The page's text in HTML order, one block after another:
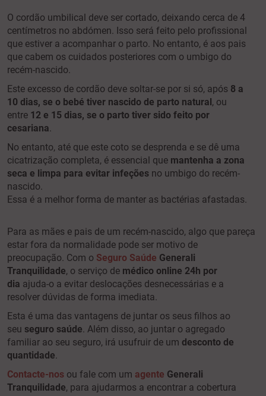
O cordão umbilical deve ser cortado, deixando cerca de 4
centímetros no abdómen. Isso será feito pelo profissional
que estiver a acompanhar o parto. No entanto, é aos pais
que cabem os cuidados posteriores com o umbigo do
recém-nascido.
Este excesso de cordão deve soltar-se por si só, após 8 a
10 dias, se o bebé tiver nascido de parto natural , ou
entre 12 e 15 dias, se o parto tiver sido feito por
cesariana.
No entanto, até que este coto se desprenda e se dê uma
cicatrização completa, é essencial que mantenha a zona
seca e limpa para evitar infeções no umbigo do recém-
nascido.
Essa é a melhor forma de manter as bactérias afastadas.
Para as mães e pais de um recém-nascido, algo que pareça
estar fora da normalidade pode ser motivo de
preocupação. Com o Seguro Saúde Generali
Tranquilidade, o serviço de médico online 24h por
dia ajuda-o a evitar deslocações desnecessárias e a
resolver dúvidas de forma imediata.
Esta é uma das vantagens de juntar os seus filhos ao
seu seguro saúde. Além disso, ao juntar o agregado
familiar ao seu seguro, irá usufruir de um desconto de
quantidade.
Contacte-nos ou fale com um agente Generali
Tranquilidade, para ajudarmos a encontrar a cobertura